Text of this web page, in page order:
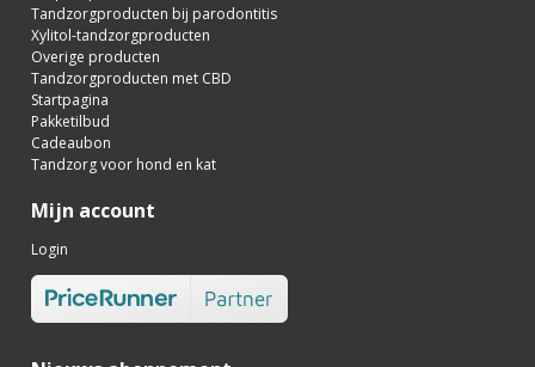
Tandzorgproducten bij parodontitis
Xylitol-tandzorgproducten
Overige producten
Tandzorgproducten met CBD
Startpagina
Pakketilbud
Cadeaubon
Tandzorg voor hond en kat
Mijn account
Login